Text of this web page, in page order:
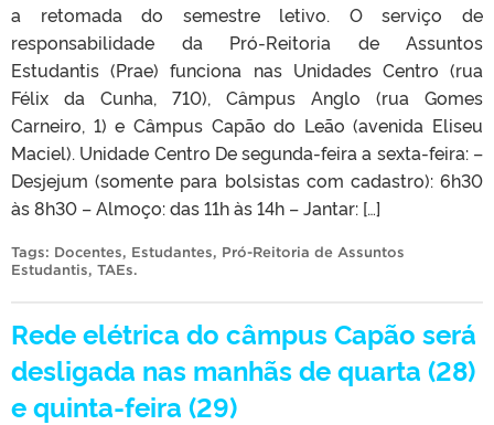
a retomada do semestre letivo. O serviço de
responsabilidade da Pró-Reitoria de Assuntos
Estudantis (Prae) funciona nas Unidades Centro (rua
Félix da Cunha, 710), Câmpus Anglo (rua Gomes
Carneiro, 1) e Câmpus Capão do Leão (avenida Eliseu
Maciel). Unidade Centro De segunda-feira a sexta-feira: –
Desjejum (somente para bolsistas com cadastro): 6h30
às 8h30 – Almoço: das 11h às 14h – Jantar: […]
Tags: Docentes, Estudantes, Pró-Reitoria de Assuntos
Estudantis, TAEs.
Rede elétrica do câmpus Capão será
desligada nas manhãs de quarta (28)
e quinta-feira (29)